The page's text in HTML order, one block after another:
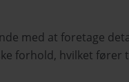
med at foretage
forhold, hvilket fører